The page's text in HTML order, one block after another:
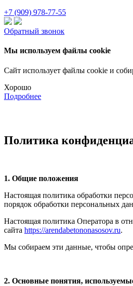
+7 (909) 978-77-55
Обратный звонок
Мы используем файлы cookie
Сайт использует файлы cookie и
Хорошо
Подробнее
Политика
1. Общие положения
Настоящая политика обработки
порядок обработки персональных
Настоящая политика Оператора в
сайта https://arendabetononasosov.ru.
Мы собираем эти данные, чтобы
2. Основные понятия,